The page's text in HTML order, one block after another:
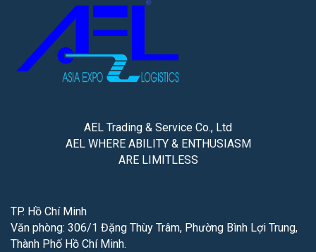
AEL Trading & Service Co., Ltd
AEL WHERE ABILITY & ENTHUSIASM
ARE LIMITLESS
TP. Hồ Chí Minh
Văn phòng: 306/1 Đặng Thùy Trâm, Phường Bình Lợi Trung,
Thành Phố Hồ Chí Minh.